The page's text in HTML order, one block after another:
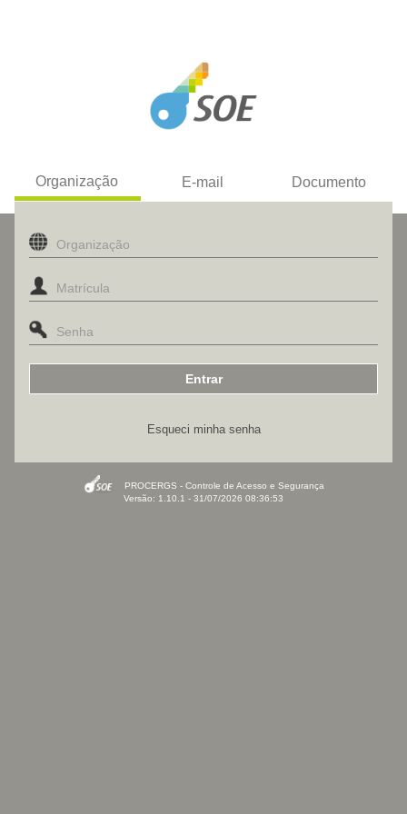
Organização E-mail Documento
Esqueci minha senha
PROCERGS - Controle de Acesso e Segurança
Versão: 1.10.1 - 31/07/2026 08:36:53